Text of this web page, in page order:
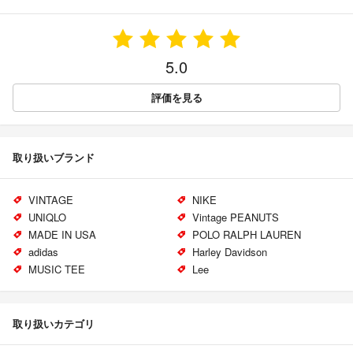
5.0
評価を見る
取り扱いブランド
VINTAGE
NIKE
UNIQLO
Vintage PEANUTS
MADE IN USA
POLO RALPH LAUREN
adidas
Harley Davidson
MUSIC TEE
Lee
取り扱いカテゴリ